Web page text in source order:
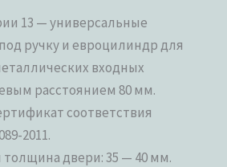
13 — универсальные
ручку и евроцилиндр для
входных
расстоянием 80 мм.
соответствия
2011.
двери: 35 — 40 мм.